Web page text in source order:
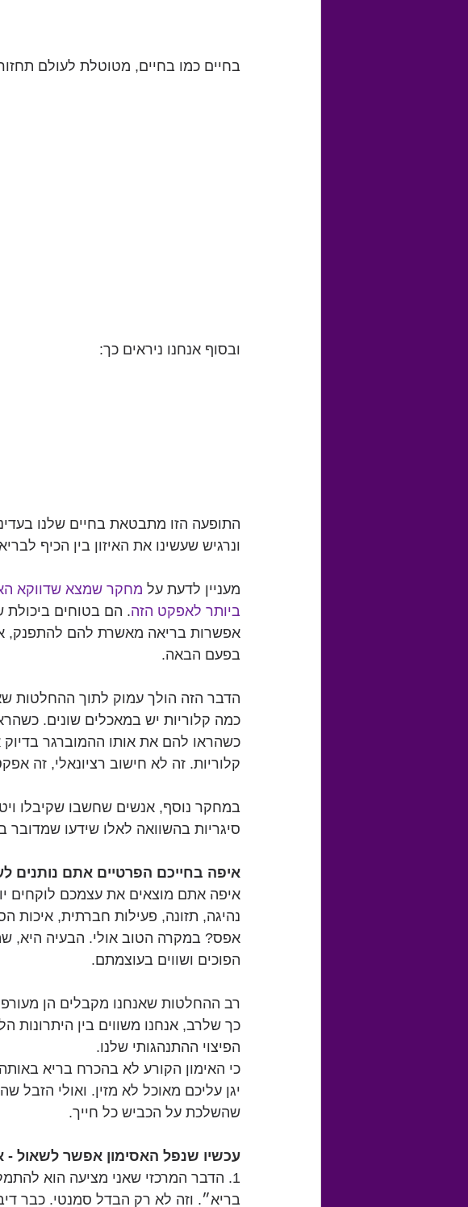
בחיים כמו בחיים, מטוטלת לעולם
ובסוף אנחנו ניראים כך:
התופעה הזו מתבטאת בחיים שלנו
ונרגיש שעשינו את האיזון בין הכיף
מעניין לדעת על מחקר שמצא שדווקא
ביותר לאפקט הזה. הם בטוחים ביכולת
אפשרות בריאה מאשרת להם להתפנק,
בפעם הבאה.
הדבר הזה הולך עמוק לתוך ההחלטות
קלוריות. זה לא חישוב רציונאלי, זה
סיגריות בהשוואה לאלו שידעו שמדובר
איפה בחייכם הפרטיים אתם נותנים
איפה אתם מוצאים את עצמכם לוקחים
נהיגה, תזונה, פעילות חברתית, איכות
אפס? במקרה הטוב אולי. הבעיה היא,
הפוכים ושווים בעוצמתם.
רב ההחלטות שאנחנו מקבלים הן
כך שלרב, אנחנו משווים בין
הפיצוי ההתנהגותי שלנו.
יגן עליכם מאוכל לא מזין. ואולי
שהשלכת על הכביש כל חייך.
עכשיו שנפל האסימון אפשר לשאול
1. הדבר המרכזי שאני מציעה הוא
בריא״. וזה לא רק הבדל סמנטי. כבר